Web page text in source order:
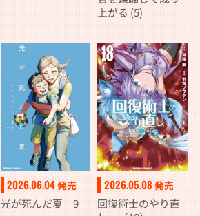
上がる (5)
2026.06.04発売
光が死んだ夏 9
2026.05.08 発売
回復術士のやり直